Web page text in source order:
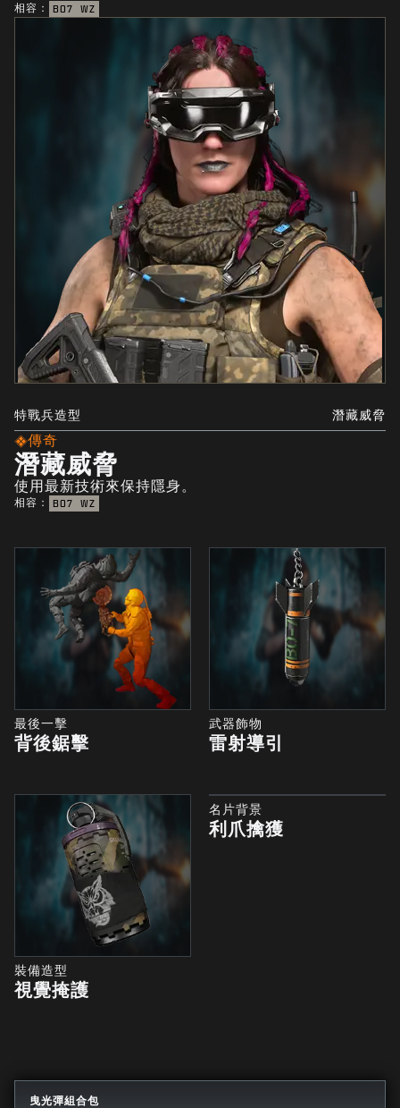
相容： BO7 WZ
特戰兵造型 潛藏威脅
傳奇
潛藏威脅
使用最新技術來保持隱身。
相容： BO7 WZ
最後一擊
背後鋸擊
武器飾物
雷射導引
裝備造型
視覺掩護
名片背景
利爪擒獲
曳光彈組合包